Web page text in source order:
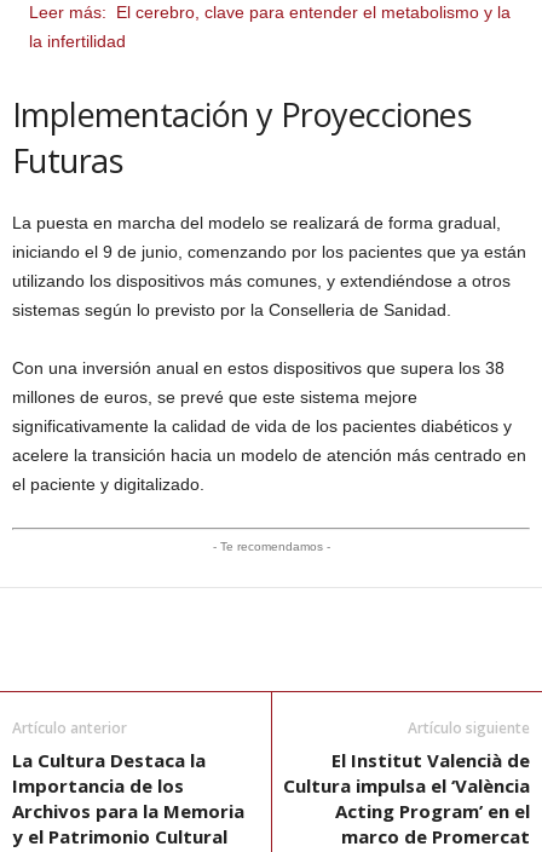
Leer más:
El cerebro, clave para entender el metabolismo y la
la infertilidad
Implementación y Proyecciones
Futuras
La puesta en marcha del modelo se realizará de forma gradual,
iniciando el 9 de junio, comenzando por los pacientes que ya están
utilizando los dispositivos más comunes, y extendiéndose a otros
sistemas según lo previsto por la Conselleria de Sanidad.
Con una inversión anual en estos dispositivos que supera los 38
millones de euros, se prevé que este sistema mejore
significativamente la calidad de vida de los pacientes diabéticos y
acelere la transición hacia un modelo de atención más centrado en
el paciente y digitalizado.
- Te recomendamos -
Artículo anterior
La Cultura Destaca la
Importancia de los
Archivos para la Memoria
y el Patrimonio Cultural
Artículo siguiente
El Institut Valencià de
Cultura impulsa el ‘València
Acting Program’ en el
marco de Promercat